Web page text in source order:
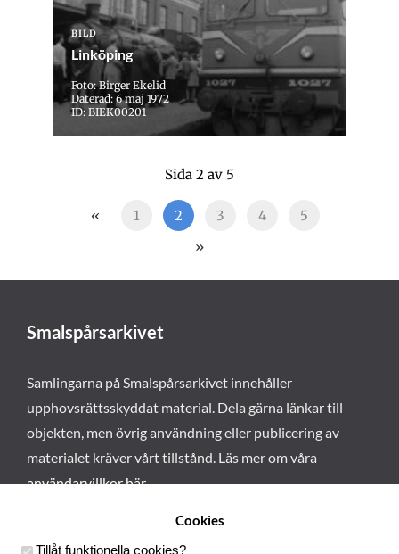
BILD
Linköping
Foto: Birger Ekelid
Daterad: 6 maj 1972
ID: BIEK00201
Sida 2 av 5
« 1 2 3 4
5
»
Smalspårsarkivet
Samlingarna på Smalspårsarkivet innehåller
upphovsrättsskyddat material. Dela gärna länkar till
objekten, men övrig användning eller publicering av
materialet kräver vårt tillstånd. Läs mer om våra
användarvillkor här.
Cookies
Tillåt funktionella cookies?